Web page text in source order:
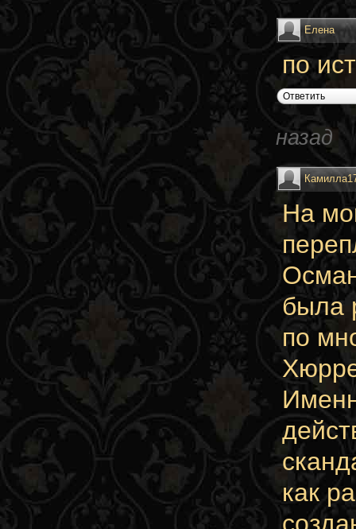
Елена
по
Ответить
назад
На
была
по
как